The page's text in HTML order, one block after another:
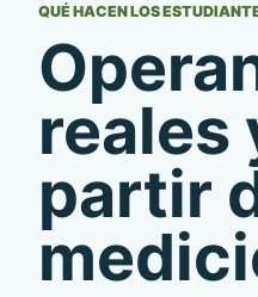
QUÉ HACEN LOS
reales
partir